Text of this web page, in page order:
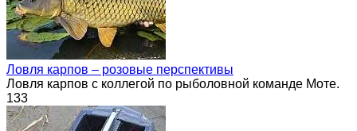
Ловля карпов – розовые перспективы
Ловля карпов с коллегой по рыболовной команде Моте.
133